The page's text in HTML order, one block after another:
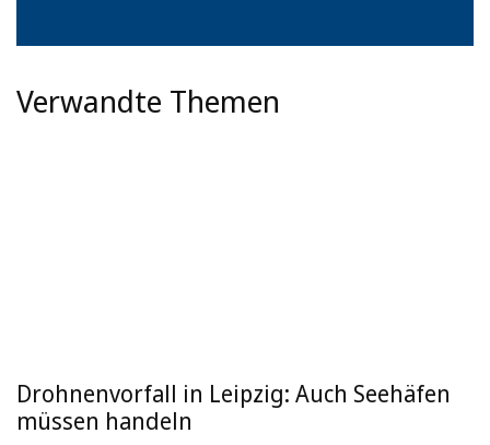
Verwandte Themen
Drohnenvorfall in Leipzig: Auch Seehäfen
müssen handeln